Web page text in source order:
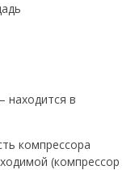
находится в
компрессора
(компрессор